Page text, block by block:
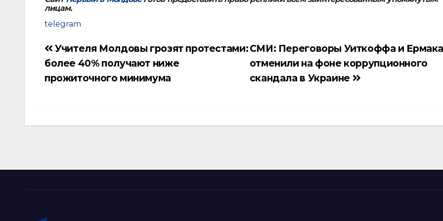
лицам.
telegram
Навигация
по
СМИ: Переговоры Уиткоффа и
отменили на фоне коррупционного
скандала в Украине
Учителя Молдовы грозят протестами:
более 40% получают ниже
прожиточного минимума